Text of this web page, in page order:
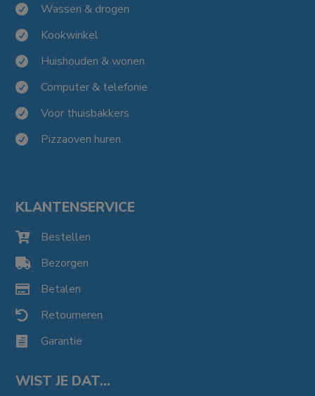
 Wassen & drogen
 Kookwinkel
 Huishouden & wonen
 Computer & telefonie
 Voor thuisbakkers
 Pizzaoven huren
KLANTENSERVICE
 Bestellen
 Bezorgen
 Betalen
 Retourneren
 Garantie
WIST JE DAT…